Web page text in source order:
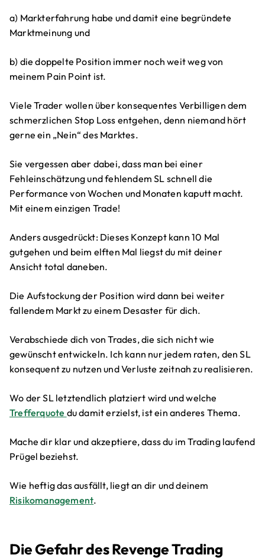
a) Markterfahrung habe und damit eine begründete
Marktmeinung und
b) die doppelte Position immer noch weit weg von
meinem Pain Point ist.
Viele Trader wollen über konsequentes Verbilligen dem
schmerzlichen Stop Loss entgehen, denn niemand hört
gerne ein „Nein“ des Marktes.
Sie vergessen aber dabei, dass man bei einer
Fehleinschätzung und fehlendem SL schnell die
Performance von Wochen und Monaten kaputt macht.
Mit einem einzigen Trade!
Anders ausgedrückt: Dieses Konzept kann 10 Mal
gutgehen und beim elften Mal liegst du mit deiner
Ansicht total daneben.
Die Aufstockung der Position wird dann bei weiter
fallendem Markt zu einem Desaster für dich.
Verabschiede dich von Trades, die sich nicht wie
gewünscht entwickeln. Ich kann nur jedem raten, den SL
konsequent zu nutzen und Verluste zeitnah zu realisieren.
Wo der SL letztendlich platziert wird und welche
Trefferquote du damit erzielst, ist ein anderes Thema.
Mache dir klar und akzeptiere, dass du im Trading laufend
Prügel beziehst.
Wie heftig das ausfällt, liegt an dir und deinem
Risikomanagement.
Die Gefahr des Revenge Trading